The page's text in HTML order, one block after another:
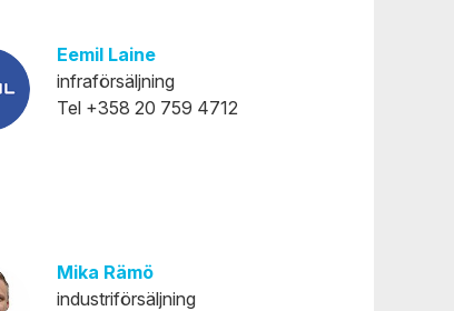
Eemil Laine
infraförsäljning
Tel +358 20 759 4712
Mika Rämö
industriförsäljning